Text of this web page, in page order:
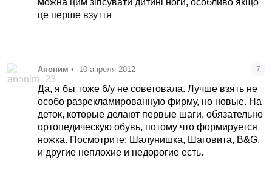
можна цим зіпсувати дитині ноги, особливо якщо
це перше взуття
Аноним • 10 апреля 2012 7
Да, я бы тоже б/у не советовала. Лучше взять не
особо разрекламированную фирму, но новые. На
деток, которые делают первые шаги, обязательно
ортопедическую обувь, потому что формируется
ножка. Посмотрите: Шалунишка, Шаговита, B&G,
и другие неплохие и недорогие есть.